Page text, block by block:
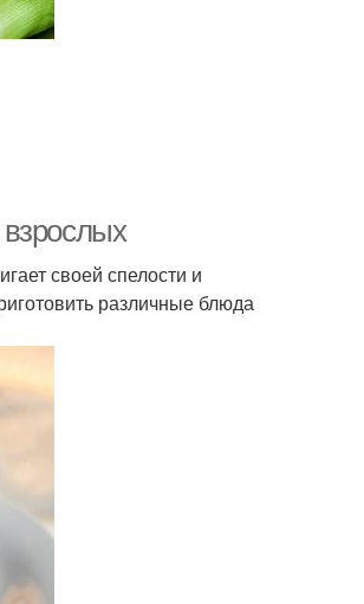
своей спелости и
различные блюда